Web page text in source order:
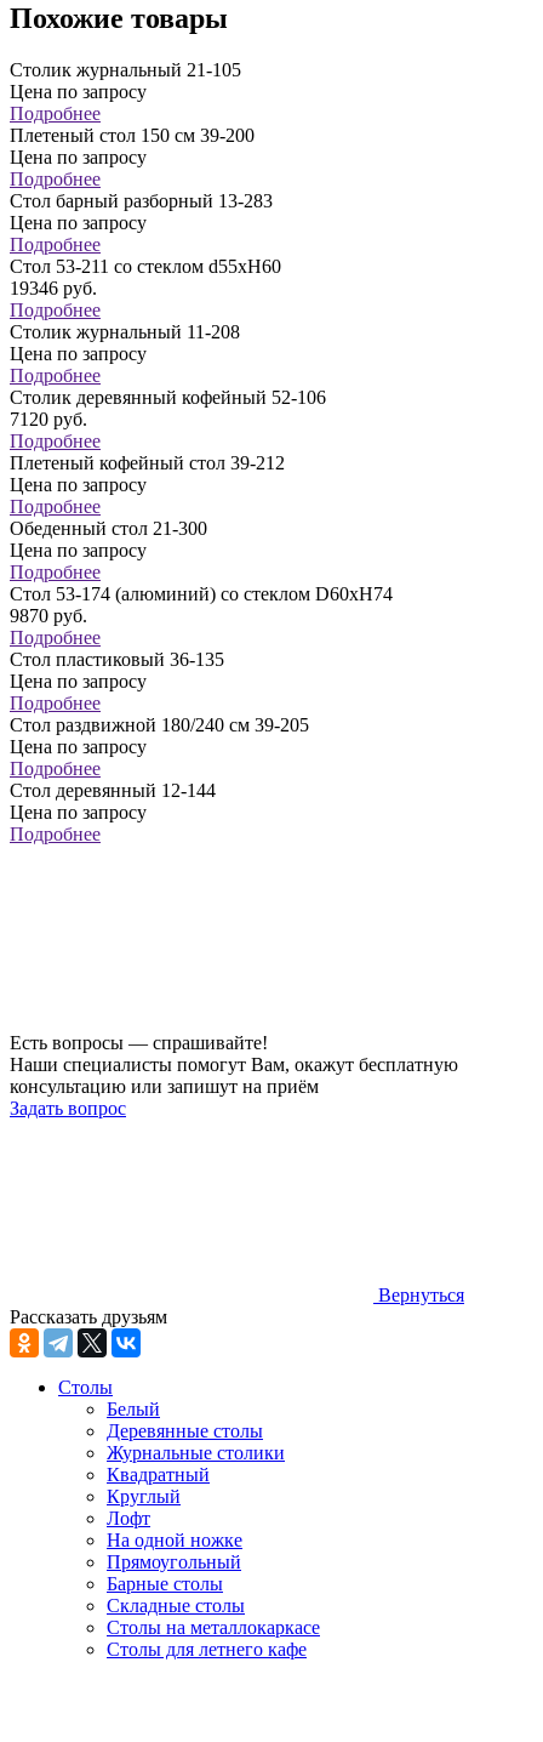
Похожие товары
Столик журнальный 21-105
Цена по запросу
Подробнее
Плетеный стол 150 см 39-200
Цена по запросу
Подробнее
Стол барный разборный 13-283
Цена по запросу
Подробнее
Стол 53-211 со стеклом d55хН60
19346 руб.
Подробнее
Столик журнальный 11-208
Цена по запросу
Подробнее
Столик деревянный кофейный 52-106
7120 руб.
Подробнее
Плетеный кофейный стол 39-212
Цена по запросу
Подробнее
Обеденный стол 21-300
Цена по запросу
Подробнее
Стол 53-174 (алюминий) со стеклом D60хH74
9870 руб.
Подробнее
Стол пластиковый 36-135
Цена по запросу
Подробнее
Cтол раздвижной 180/240 см 39-205
Цена по запросу
Подробнее
Стол деревянный 12-144
Цена по запросу
Подробнее
Есть вопросы — спрашивайте!
Наши специалисты помогут Вам, окажут бесплатную
консультацию или запишут на приём
Задать вопрос
Вернуться
Рассказать друзьям
Столы
Белый
Деревянные столы
Журнальные столики
Квадратный
Круглый
Лофт
На одной ножке
Прямоугольный
Барные столы
Складные столы
Столы на металлокаркасе
Столы для летнего кафе